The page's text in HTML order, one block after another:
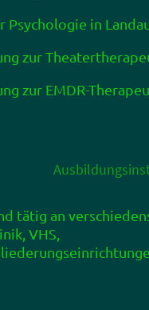
Psychologie in
zur
zur EMDR-
tätig an
VHS,